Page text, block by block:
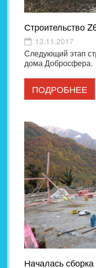
Строительство
13.11.2017
Следующий этап
дома Добросфера.
ПОДРОБНЕЕ
Началась